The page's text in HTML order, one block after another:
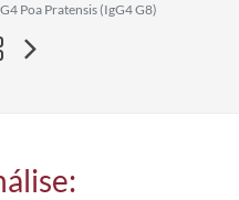
Poa Pratensis (IgG4 G8)